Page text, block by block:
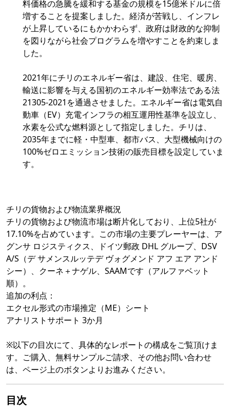
料価格の急騰を緩和する基金の規模を15億米ドルに倍
増することを提案しました。経済が苦戦し、インフレ
が上昇しているにもかかわらず、政府は財政的な抑制
を図りながら社会プログラムを増やすことを約束しま
した。
2021年にチリのエネルギー省は、建設、住宅、暖房、
輸送に影響を与える国初のエネルギー効率法である法
21305-2021を通過させました。エネルギー省は電気自
動車（EV）充電インフラの相互運用性基準を設立し、
水素を公式な燃料源として指定しました。チリは、
2035年までに軽・中型車、都市バス、大型機械向けの
100%ゼロエミッション技術の販売目標を設定していま
す。
チリの貨物および物流業界概況
チリの貨物および物流市場は断片化しており、上位5社が
17.10%を占めています。この市場の主要プレーヤーは、ア
グンサ ロジスティクス、ドイツ郵政 DHL グループ、DSV
A/S（デ サメンスルッテデ ヴォグメンド アフ エア アンド
シー）、クーネ＋ナゲル、SAAMです（アルファベット
順）。
追加の利点：
エクセル形式の市場推定（ME）シート
アナリストサポート 3か月
※以下の目次にて、具体的なレポートの構成をご覧頂けま
す。ご購入、無料サンプルご請求、その他お問い合わせ
は、ページ上のボタンよりお進みください。
目次